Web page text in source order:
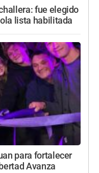
fue elegido
lista habilitada
para fortalecer
Avanza